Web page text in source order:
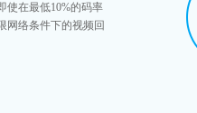
使在最低10%的码率
网络条件下的视频回